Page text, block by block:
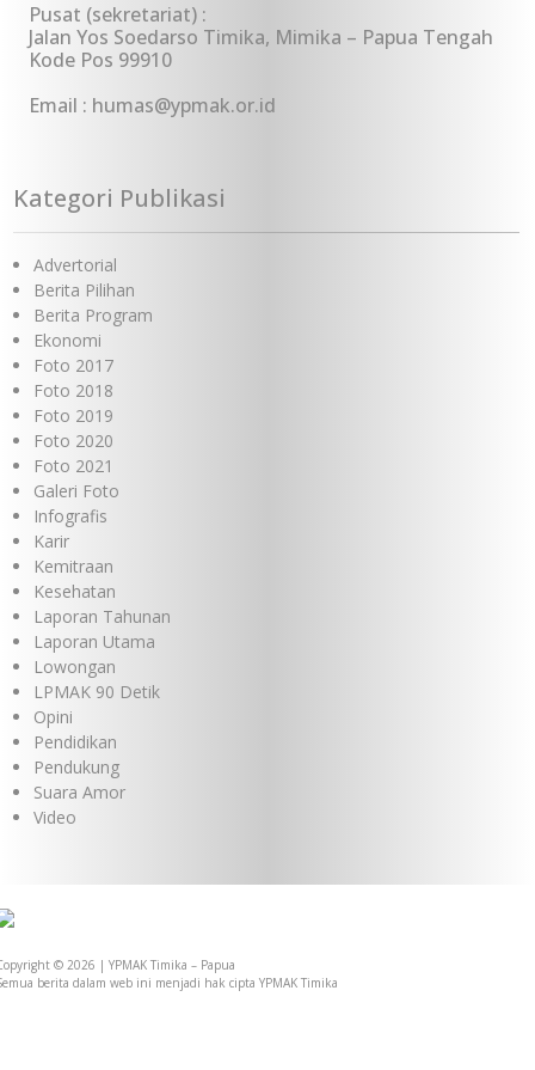
Pusat (sekretariat) :
Jalan Yos Soedarso Timika, Mimika – Papua Tengah
Kode Pos 99910
Email : humas@ypmak.or.id
Kategori Publikasi
Advertorial
Berita Pilihan
Berita Program
Ekonomi
Foto 2017
Foto 2018
Foto 2019
Foto 2020
Foto 2021
Galeri Foto
Infografis
Karir
Kemitraan
Kesehatan
Laporan Tahunan
Laporan Utama
Lowongan
LPMAK 90 Detik
Opini
Pendidikan
Pendukung
Suara Amor
Video
© 2026 | YPMAK Timika – Papua
berita dalam web ini menjadi hak cipta YPMAK Timika